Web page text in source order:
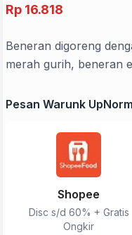
Rp 16.818
Beneran digoreng
merah gurih, beneran
Pesan Warunk
Shopee
Disc s/d 60% + Gratis
Ongkir